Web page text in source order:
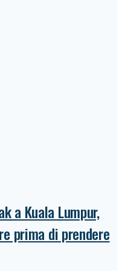
a Kuala Lumpur,
prima di prendere